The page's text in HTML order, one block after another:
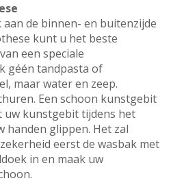
de binnen- en buitenzijde
kunt u het beste
een speciale
géén tandpasta of
maar water en zeep.
Een schoon kunstgebit
uw kunstgebit tijdens het
handen glippen. Het zal
eerst de wasbak met
in en maak uw